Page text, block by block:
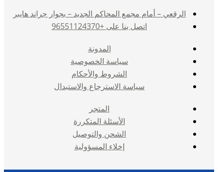
الرقعي – أمام مجمع المحاكم الجديد – بجوار جراند هايبر
اتصل بنا على +96551124370
المدونة
سياسة الخصوصية
الشروط والأحكام
سياسة الاسترجاع والاستبدال
المتجر
الأسئلة المتكررة
الشحن والتوصيل
إخلاء المسؤولية